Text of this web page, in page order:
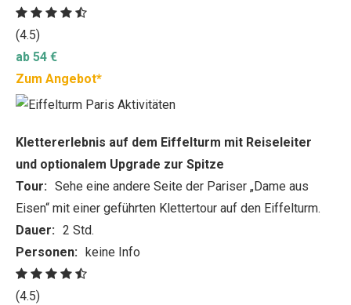
(4.5)
ab 54 €
Zum Angebot*
Klettererlebnis auf dem Eiffelturm mit Reiseleiter
und optionalem Upgrade zur Spitze
Tour: Sehe eine andere Seite der Pariser „Dame aus
Eisen“ mit einer geführten Klettertour auf den Eiffelturm.
Dauer: 2 Std.
Personen: keine Info
(4.5)